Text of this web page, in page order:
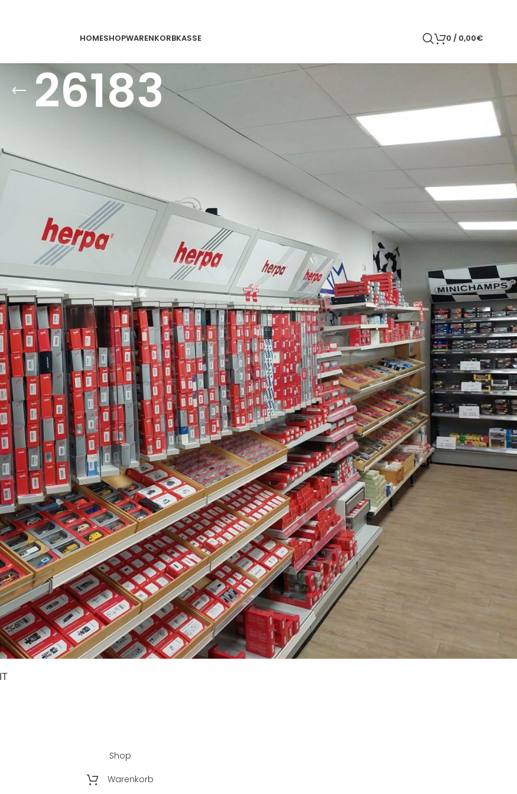
HOMESHOPWARENKORBKASSE 0 / 0,00€
26183
mit „26183“
gefunden, die deiner Auswahl entsprechen.
für andere
bitte der Seite
ZAHLUNGSARTEN RECHTLICHES
Datenschutzerklärung
AGB
Impressum
Zahlung und Versand
Widerrufsrecht
Shop
Warenkorb